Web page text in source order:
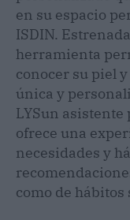
en su espacio
ISDIN.
herramienta
conocer su piel
única y
LYSun
ofrece una
necesidades y
como de hábitos